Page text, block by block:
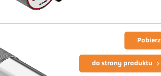
Pobierz
do strony produktu